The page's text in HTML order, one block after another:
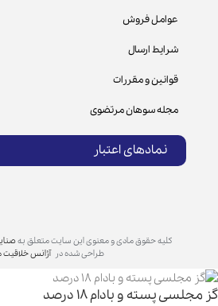
عوامل فروش
شرایط ارسال
قوانین و مقررات
مجله سوهان مرتضوی
نمادهای اعتبار
کلیه حقوق مادی و معنوی این سایت متعلق به
طراحی شده درآژانس خلاقیت
گز مجلسی پسته و بادام 18 درصد